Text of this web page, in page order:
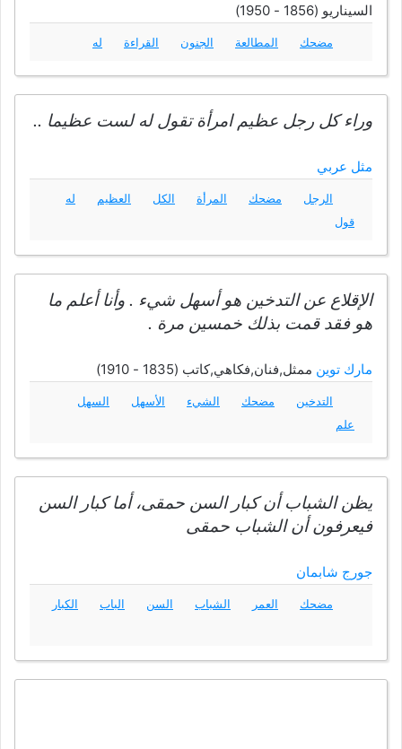
السيناريو (1856 - 1950)
مضحك المطالعة الجنون القراءة له
وراء كل رجل عظيم امرأة تقول له لست عظيما ..
مثل عربي
الرجل مضحك المرأة الكل العظيم
له
قول
الإقلاع عن التدخين هو أسهل شيء . وأنا أعلم ما
هو فقد قمت بذلك خمسين مرة .
مارك توين ممثل,فنان,فكاهي,كاتب (1835 - 1910)
التدخين مضحك الشيء الأسهل
السهل
علم
يظن الشباب أن كبار السن حمقى، أما كبار السن
فيعرفون أن الشباب حمقى
جورج شابمان
مضحك العمر الشباب السن الباب الكبار